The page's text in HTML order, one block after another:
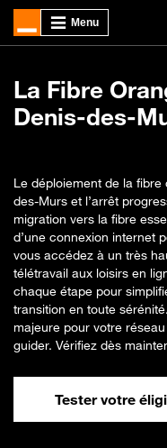
La Fibre
Denis-des-
Le déploiement de la
des-Murs et l’arrêt
migration vers la fibre
d’une connexion internet
vous accédez à un très
télétravail aux loisirs en
chaque étape pour
transition en toute
majeure pour votre
guider. Vérifiez dès
Tester votre